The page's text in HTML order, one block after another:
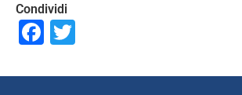
Condividi
Facebook